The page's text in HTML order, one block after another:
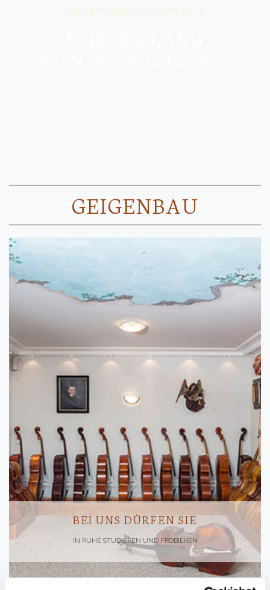
DER GEIGENBAU IN MITTENWALD
GEIGENBAU
BEI UNS DÜRFEN SIE
IN RUHE STUDIEREN UND PROBIEREN